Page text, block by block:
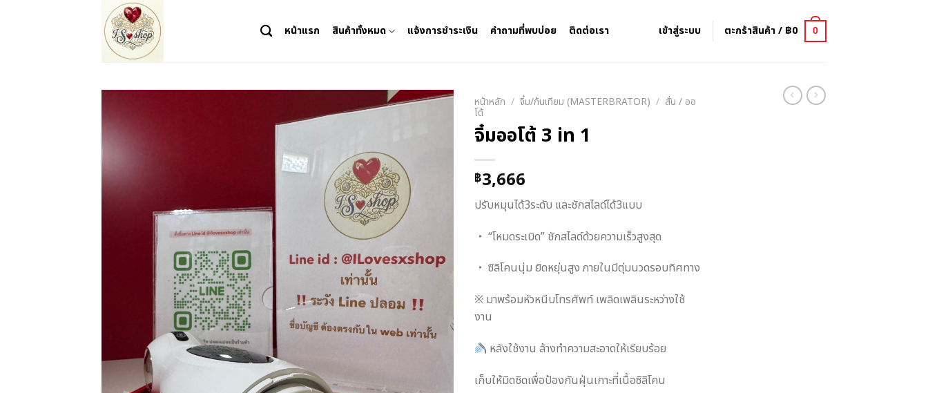
หน้าแรก สินค้าทั้งหมด แจ้งการชำระเงิน คำถามที่พบบ่อย ติดต่อเรา เข้าสู่ระบบ ตะกร้าสินค้า / ฿0 0
หน้าหลัก / จิ๋ม/ก้นเทียม (MASTERBRATOR) / สั่น / ออ
โต้
จิ๋มออโต้ 3 in 1
฿3,666
ปรับหมุนได้3ระดับ และชักสไลด์ได้3แบบ
・ “โหมดระเบิด” ชักสไลด์ด้วยความเร็วสูงสุด
・ ซิลิโคนนุ่ม ยิดหยุ่นสูง ภายในมีตุ่มนวดรอบทิศทาง
※ มาพร้อมหัวหนีบโทรศัพท์ เพลิดเพลินระหว่างใช้
งาน
หลังใช้งาน ล้างทำความสะอาดให้เรียบร้อย
เก็บให้มิดชิดเพื่อป้องกันฝุ่นเกาะที่เนื้อซิลิโคน